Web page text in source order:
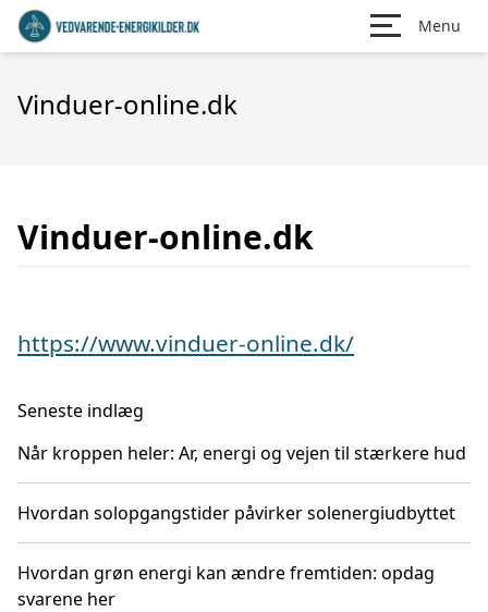
Menu
Vinduer-online.dk
Vinduer-online.dk
https://www.vinduer-online.dk/
Seneste indlæg
Når kroppen heler: Ar, energi og vejen til stærkere hud
Hvordan solopgangstider påvirker solenergiudbyttet
Hvordan grøn energi kan ændre fremtiden: opdag
svarene her